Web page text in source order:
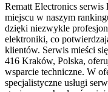
Rematt Electronics
miejscu w naszym
dzięki niezwykle
elektroniki, co
klientów. Serwis mieści
416 Kraków, Polska,
wsparcie techniczne. W
specjalistyczne usługi